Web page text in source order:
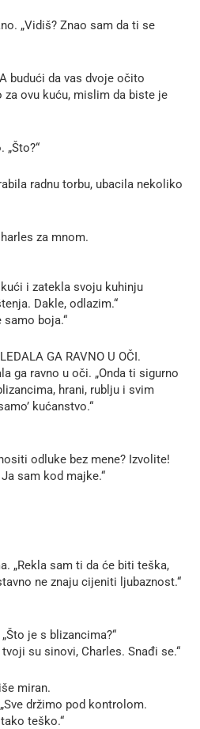
„Vidiš? Znao sam da ti se
budući da vas dvoje očito
ovu kuću, mislim da biste je
radnu torbu, ubacila nekoliko
za mnom.
i zatekla svoju kuhinju
Dakle, odlazim.“
samo boja.“
GA RAVNO U OČI.
ga ravno u oči. „Onda ti sigurno
hrani, rublju i svim
kućanstvo.“
odluke bez mene? Izvolite!
sam kod majke.“
„Rekla sam ti da će biti teška,
ne znaju cijeniti ljubaznost.“
je s blizancima?“
su sinovi, Charles. Snađi se.“
miran.
držimo pod kontrolom.
teško.“